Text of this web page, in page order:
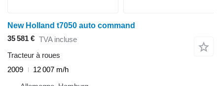
New Holland t7050 auto command
35 581 € TVA incluse
Tracteur à roues
2009
12 007 m/h